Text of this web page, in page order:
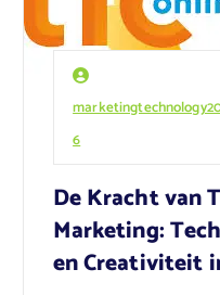
6
De Kracht van
Marketing:
en Creativiteit